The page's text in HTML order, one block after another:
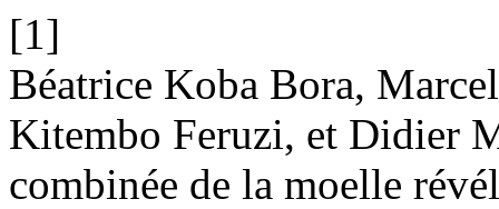
[1]
Béatrice Koba Bora,
Kitembo Feruzi, et Didier
combinée de la moelle